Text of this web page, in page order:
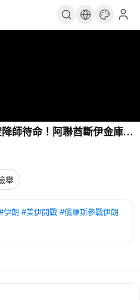
師待命！阿聯酋斷伊金庫；
美必爭地；英國正式參戰
投降【今日看點】
舉
伊朗 #美伊開戰 #俄羅斯參戰伊朗
是？美必爭地